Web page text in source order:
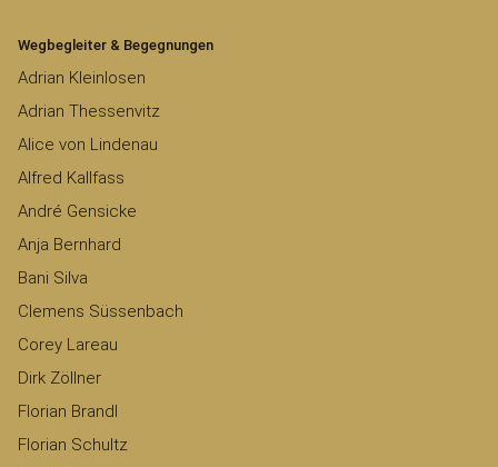
Wegbegleiter & Begegnungen
Adrian Kleinlosen
Adrian Thessenvitz
Alice von Lindenau
Alfred Kallfass
André Gensicke
Anja Bernhard
Bani Silva
Clemens Süssenbach
Corey Lareau
Dirk Zöllner
Florian Brandl
Florian Schultz